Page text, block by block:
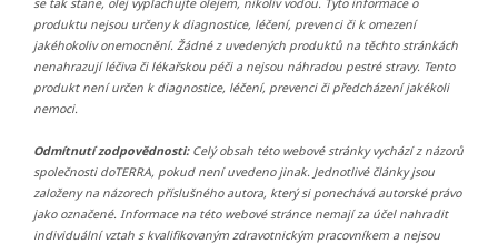
produktu nejsou určeny k diagnostice, léčení, prevenci či k omezení
jakéhokoliv onemocnění. Žádné z uvedených produktů na těchto stránkách
nenahrazují léčiva či lékařskou péči a nejsou náhradou pestré stravy. Tento
produkt není určen k diagnostice, léčení, prevenci či předcházení jakékoli
nemoci.
Odmítnutí zodpovědnosti:Celý obsah této webové stránky vychází z názorů
společnosti doTERRA, pokud není uvedeno jinak. Jednotlivé články jsou
založeny na názorech příslušného autora, který si ponechává autorské právo
jako označené. Informace na této webové stránce nemají za účel nahradit
individuální vztah s kvalifikovaným zdravotnickým pracovníkem a nejsou